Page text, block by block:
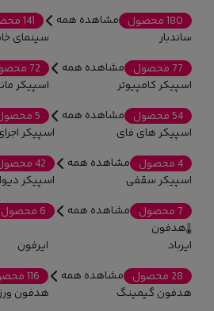
180 محصول
مشاهده همه
141 محصول
ساندبار
77 محصول
مشاهده همه
سینمای
72 محصول
اسپیکر کامپیوتر
54 محصول
مشاهده همه
اسپیکر
5 محصول
اسپیکر های فای
4 محصول
مشاهده همه
اسپیکر
42 محصول
اسپیکر سقفی
7 محصول
مشاهده همه
اسپیکر
6 محصول
هدفون
ایرباد
28 محصول
مشاهده همه
ایرفون
116 محصول
هدفون گیمینگ
هدفون